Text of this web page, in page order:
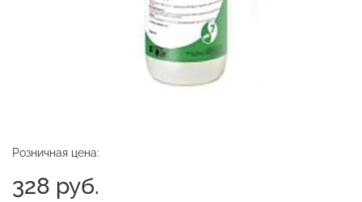
Розничная цена:
328 руб.